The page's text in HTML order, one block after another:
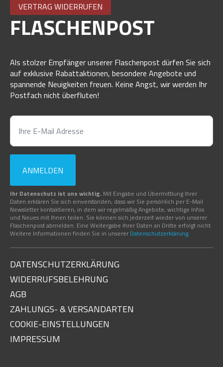
VERTRAG WIDERRUFEN
FLASCHENPOST
Als stolzer Empfänger unserer Flaschenpost dürfen Sie sich
auf exklusive Rabattaktionen, besondere Angebote und
spannende Neuigkeiten freuen. Keine Angst, wir werden Ihr
Postfach nicht überfluten!
ANMELDEN
Ihr Datenschutz ist uns wichtig. Mit Eingabe und Übermittlung Ihrer
Daten erklären Sie sich einverstanden, dass wir Sie persönlich per E-Mail
Newsletter kontaktieren, in dem wir regelmäßig Angebote, wichtige Infos
und Neues mit Ihnen teilen. Sie können sich jederzeit wieder von unserer
Flaschenpost abmelden. Eine Weitergabe Ihrer Daten an Dritte erfolgt nicht.
Weitere Informationen finden Sie in unserer Datenschutzerklärung.
DATENSCHUTZERKLÄRUNG
WIDERRUFSBELEHRUNG
AGB
ZAHLUNGS- & VERSANDARTEN
COOKIE-EINSTELLUNGEN
IMPRESSUM